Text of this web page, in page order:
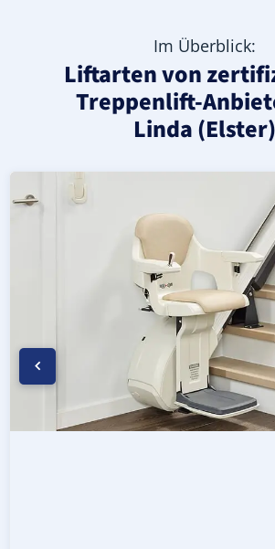
Im Überblick:
Liftarten von
Treppenlift-
Linda (Elster)
Moderner gerader Treppenlift in
Geprüfter, gebrauchter Treppenlift
Neuer Treppenlift für gerade